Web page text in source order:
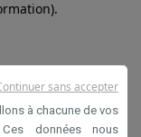
.
à chacune de vos
données nous
sans accepter